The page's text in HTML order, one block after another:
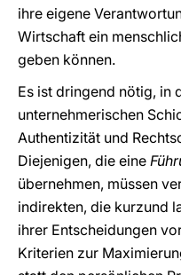
ihre eigene
Wirtschaft ein
geben können.
Es ist dringend nötig, in
unternehmerischen
Authentizität und
Diejenigen, die eine
übernehmen, müssen
indirekten, die kurzund
ihrer Entscheidungen
Kriterien zur